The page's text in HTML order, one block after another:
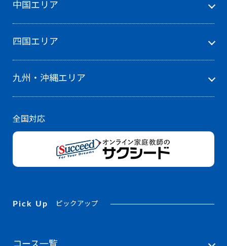
中国エリア
四国エリア
九州・沖縄エリア
全国対応
Pick Up ピックアップ
コース一覧